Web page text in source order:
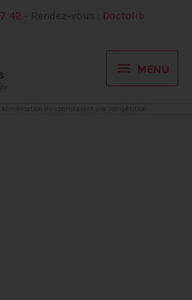
42 - Rendez-vous : Doctolib
MENU
MENU
Alimentation du sportif avant une compétition